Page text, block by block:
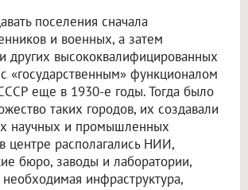
поселения сначала
и военных, а затем
других высококвалифицированных
«государственным» функционалом
еще в 1930-е годы. Тогда было
таких городов, их создавали
научных и промышленных
центре располагались НИИ,
бюро, заводы и лаборатории,
инфраструктура,